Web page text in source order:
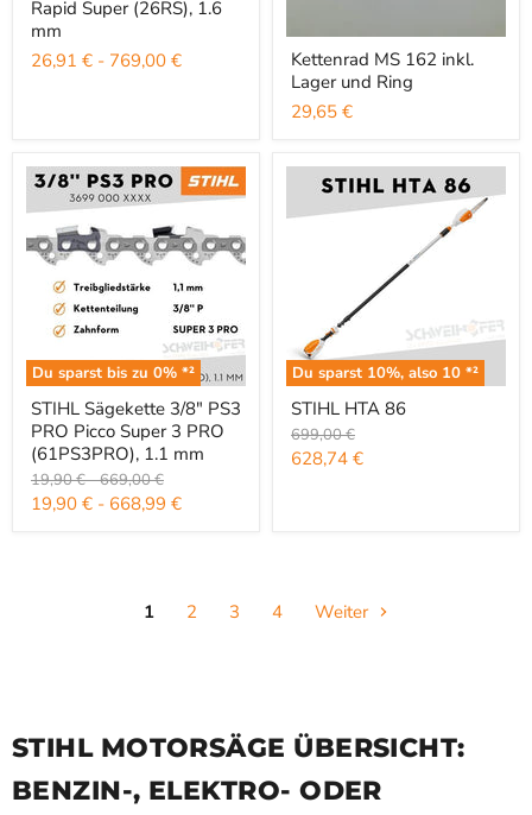
Rapid Super (26RS), 1.6
mm
26,91 € - 769,00 €
Kettenrad MS 162 inkl. Lager
Kettenrad MS 162 inkl.
Lager und Ring
29,65 €
Du sparst bis zu 0% *²
STIHL Sägekette 3/8" PS3 PRO Picco Super 3 PRO (61PS3PRO),
STIHL Sägekette 3/8" PS3
PRO Picco Super 3 PRO
(61PS3PRO), 1.1 mm
Ursprünglicher Preis
19,90 €-Ursprünglicher Preis
669,00 €
19,90 € - 668,99 €
Du sparst 10%, also 10 *²
STIHL HTA 86
STIHL HTA 86
Ursprünglicher Preis
699,00 €
Aktueller Preis
628,74 €
1 2 3 4 Weiter
STIHL MOTORSÄGE ÜBERSICHT:
BENZIN-, ELEKTRO- ODER